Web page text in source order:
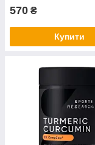
570 ₴
Купити